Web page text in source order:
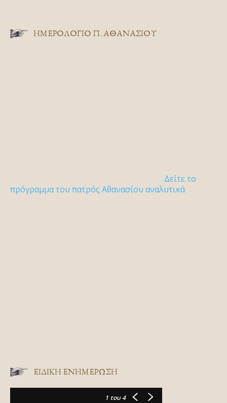
ΗΜΕΡΟΛΟΓΙΟ Π. ΑΘΑΝΑΣΙΟΥ
Δείτε το
πρόγραμμα του πατρός Αθανασίου αναλυτικά
ΕΙΔΙΚΉ ΕΝΗΜΈΡΩΣΗ
1 του 4